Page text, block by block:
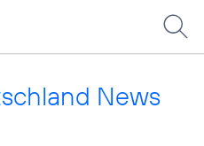
News